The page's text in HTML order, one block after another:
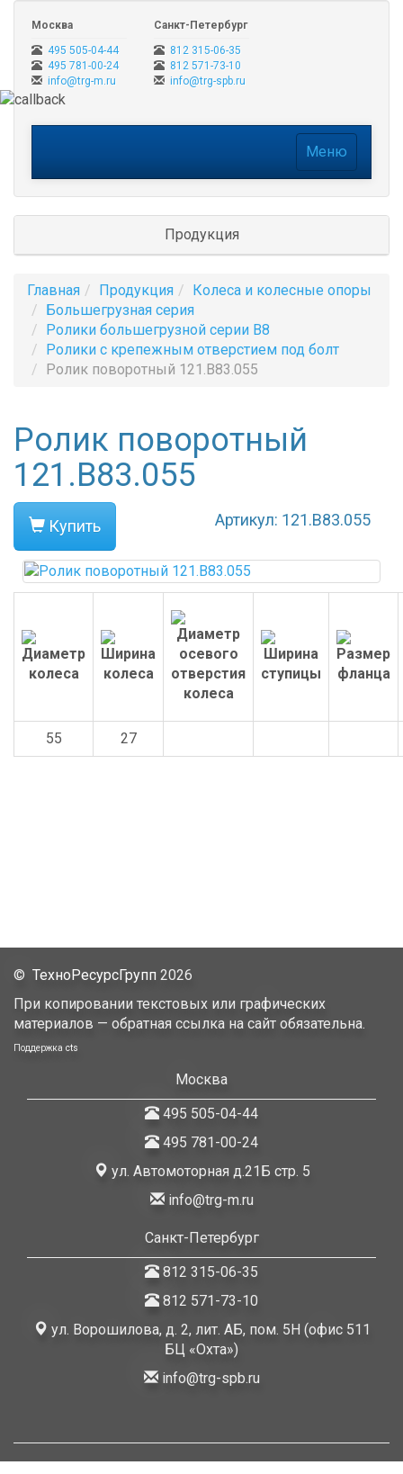
Москва
495 505-04-44
495 781-00-24
info@trg-m.ru
Санкт-Петербург
812 315-06-35
812 571-73-10
info@trg-spb.ru
Меню
Продукция
Главная Продукция
Колеса и колесные опоры
Большегрузная серия
Ролики большегрузной серии B8
Ролики с крепежным отверстием под болт
Ролик поворотный 121.B83.055
Ролик поворотный
121.B83.055
Купить Артикул: 121.B83.055
55 27
© ТехноРесурсГрупп 2026
При копировании текстовых или графических
материалов — обратная ссылка на сайт обязательна.
Поддержка cts
Москва
495 505-04-44
495 781-00-24
ул. Автомоторная д.21Б стр. 5
info@trg-m.ru
Санкт-Петербург
812 315-06-35
812 571-73-10
ул. Ворошилова, д. 2, лит. АБ, пом. 5Н (офис 511
БЦ «Охта»)
info@trg-spb.ru